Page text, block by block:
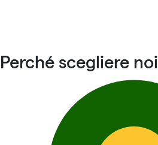
Perché scegliere noi